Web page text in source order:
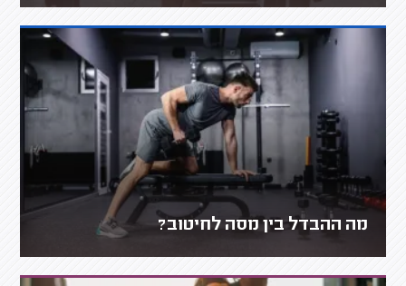
מה ההבדל בין מסה לחיטוב?